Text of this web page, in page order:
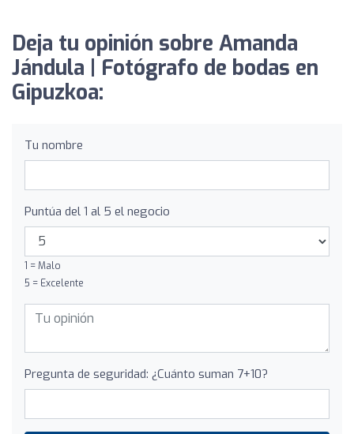
Deja tu opinión sobre Amanda
Jándula | Fotógrafo de bodas en
Gipuzkoa:
Tu nombre
Puntúa del 1 al 5 el negocio
1 = Malo
5 = Excelente
Pregunta de seguridad: ¿Cuánto suman 7+10?